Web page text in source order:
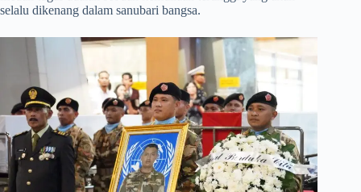
selalu dikenang dalam sanubari bangsa.